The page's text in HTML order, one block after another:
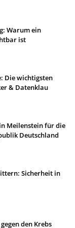
Warum ein
ist
Die wichtigsten
& Datenklau
Meilenstein für die
Deutschland
Sicherheit in
den Krebs